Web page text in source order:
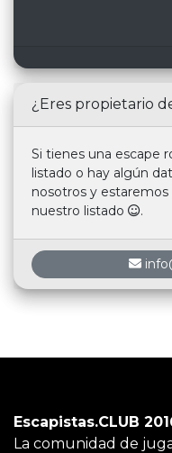
¿Eres propietario
Si tienes una escape
listado o hay algún
nosotros y
nuestro listado
.
Escapistas.CLUB
La comunidad de